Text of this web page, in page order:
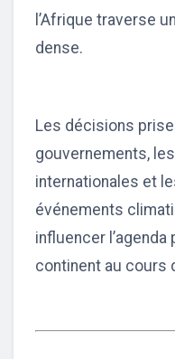
l’Afrique traverse
dense.
Les décisions
gouvernements,
internationales et
événements
influencer
continent au cours